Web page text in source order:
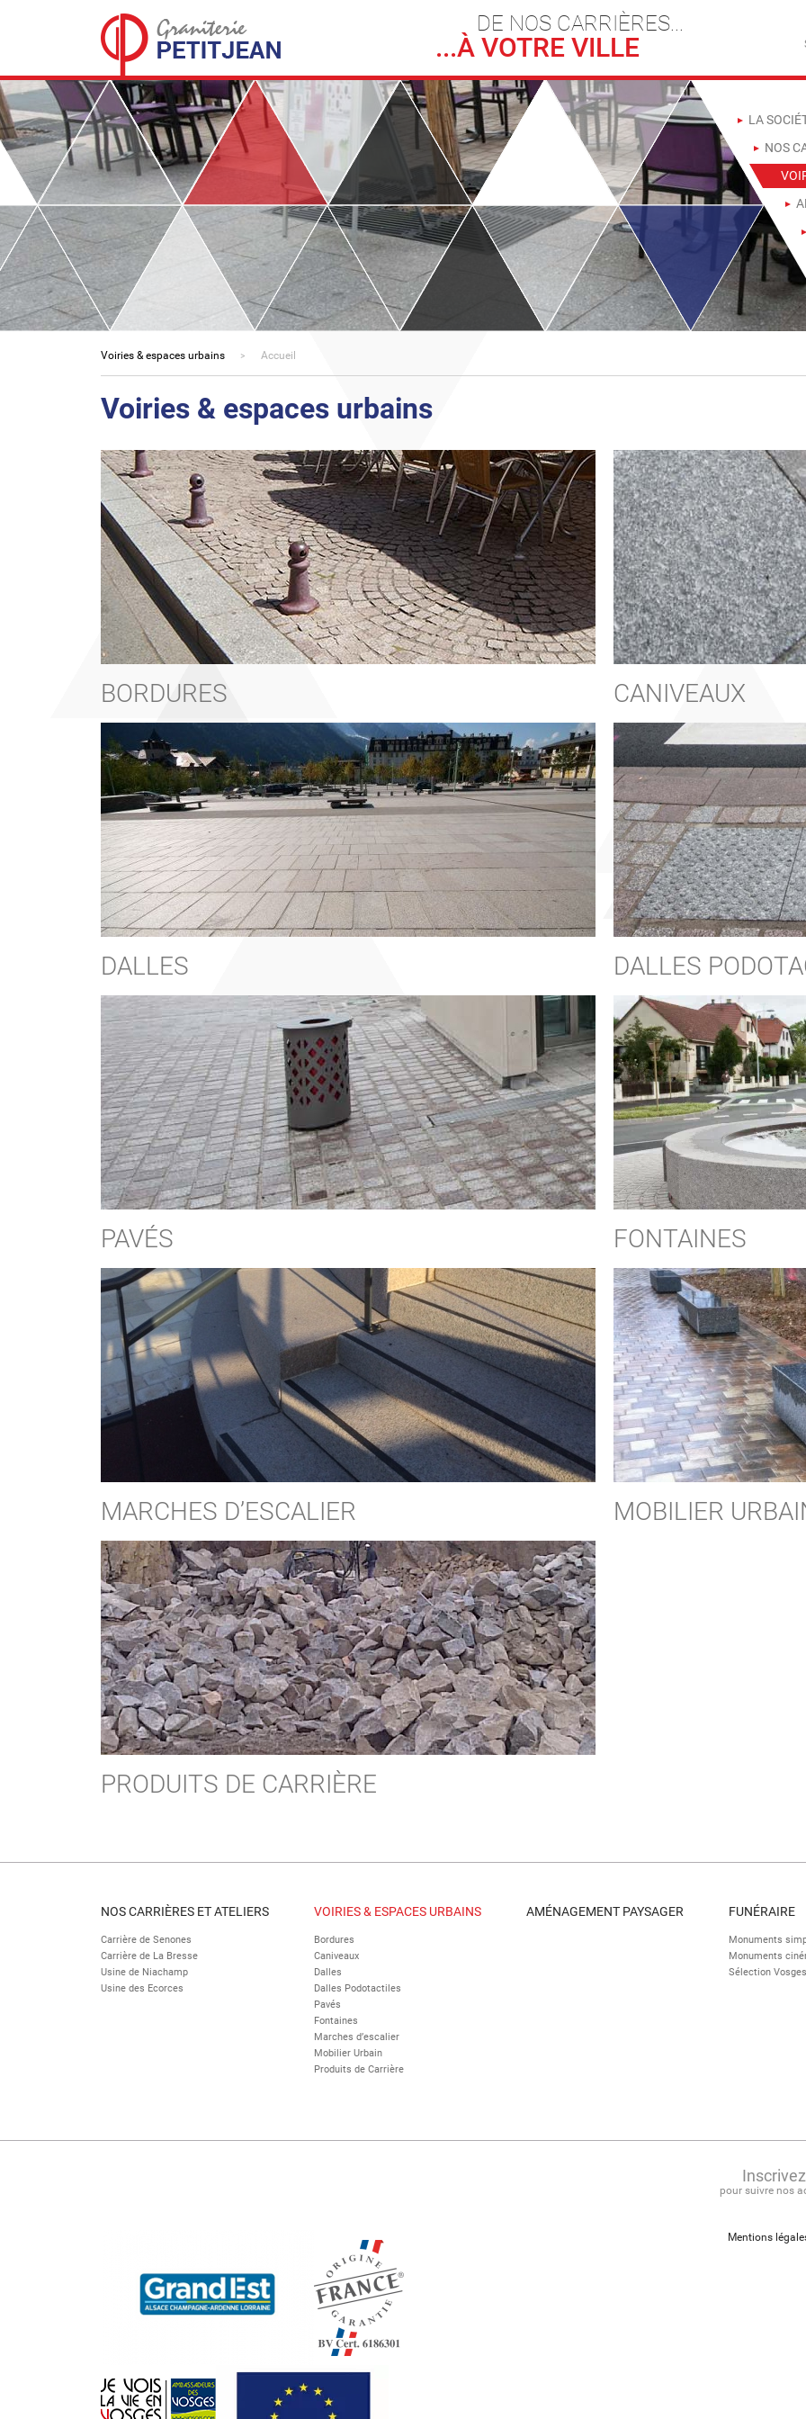
DE NOS CARRIÈRES...
...À VOTRE VILLE
LA
NOS
Voiries & espaces urbains Accueil
Voiries & espaces urbains
BORDURES CANIVEAUX
DALLES DALLES
PAVÉS FONTAINES
MARCHES D’ESCALIER MOBILIER
PRODUITS DE CARRIÈRE
NOS CARRIÈRES ET ATELIERS
Carrière de Senones
Carrière de La Bresse
Usine de Niachamp
Usine des Ecorces
VOIRIES & ESPACES URBAINS
Bordures
Caniveaux
Dalles
Dalles Podotactiles
Pavés
Fontaines
Marches d’escalier
Mobilier Urbain
Produits de Carrière
AMÉNAGEMENT PAYSAGER FUNÉRAIRE
Monuments
Monuments
Sélection Vosges
pour suivre nos
Mentions